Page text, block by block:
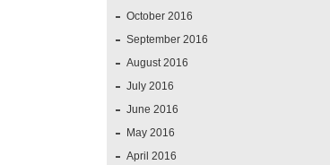
October 2016
September 2016
August 2016
July 2016
June 2016
May 2016
April 2016